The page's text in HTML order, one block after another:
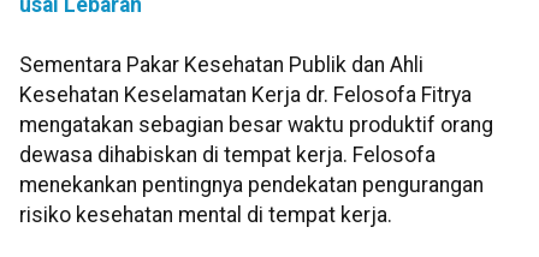
usai Lebaran
Sementara Pakar Kesehatan Publik dan Ahli
Kesehatan Keselamatan Kerja dr. Felosofa Fitrya
mengatakan sebagian besar waktu produktif orang
dewasa dihabiskan di tempat kerja. Felosofa
menekankan pentingnya pendekatan pengurangan
risiko kesehatan mental di tempat kerja.